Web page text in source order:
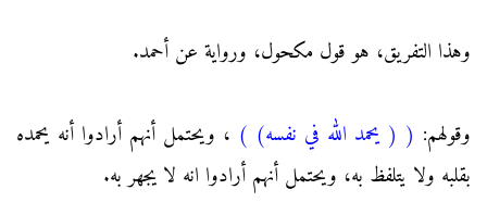
وهذا التفريق، هو قول مكحول، ورواية عن أحمد.
وقولهم: ( ( يحمد الله في نفسه) ) ، ويحتمل أنهم أرادوا أنه يحمده
بقلبه ولا يتلفظ به، ويحتمل أنهم أرادوا انه لا يجهر به.